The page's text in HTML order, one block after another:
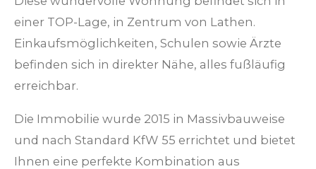
einer TOP-Lage, in Zentrum von Lathen.
Einkaufsmöglichkeiten, Schulen sowie Ärzte
befinden sich in direkter Nähe, alles fußläufig
erreichbar.
Die Immobilie wurde 2015 in Massivbauweise
und nach Standard KfW 55 errichtet und bietet
Ihnen eine perfekte Kombination aus